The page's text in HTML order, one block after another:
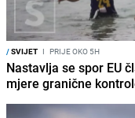
/SVIJET I PRIJE OKO 5H
Nastavlja se spor EU
mjere granične